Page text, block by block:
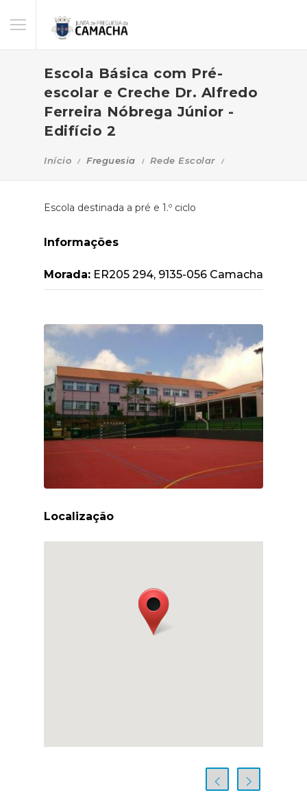
Escola Básica com Pré-
escolar e Creche Dr. Alfredo
Ferreira Nóbrega Júnior -
Edifício 2
Início Freguesia Rede Escolar
Escola destinada a pré e 1.º ciclo
Informações
Morada: ER205 294, 9135-056 Camacha
Localização